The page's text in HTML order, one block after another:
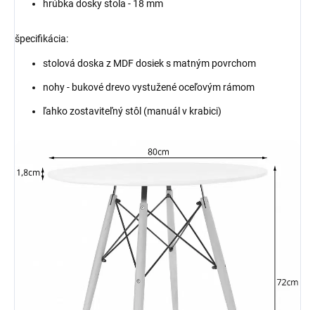
hrúbka dosky stola - 18 mm
špecifikácia:
stolová doska z MDF dosiek s matným povrchom
nohy - bukové drevo vystužené oceľovým rámom
ľahko zostaviteľný stôl (manuál v krabici)